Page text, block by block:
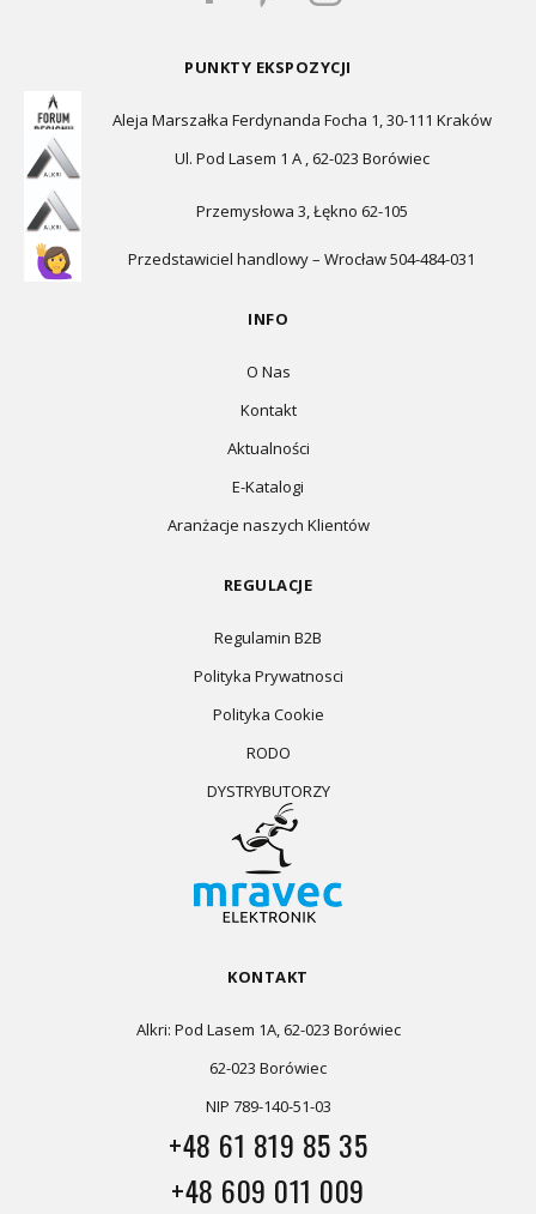
PUNKTY EKSPOZYCJI
Aleja Marszałka Ferdynanda Focha 1, 30-111 Kraków
Ul. Pod Lasem 1 A , 62-023 Borówiec
Przemysłowa 3, Łękno 62-105
Przedstawiciel handlowy – Wrocław 504-484-031
INFO
O Nas
Kontakt
Aktualności
E-Katalogi
Aranżacje naszych Klientów
REGULACJE
Regulamin B2B
Polityka Prywatnosci
Polityka Cookie
RODO
DYSTRYBUTORZY
KONTAKT
Alkri: Pod Lasem 1A, 62-023 Borówiec
62-023 Borówiec
NIP 789-140-51-03
+48 61 819 85 35
+48 609 011 009